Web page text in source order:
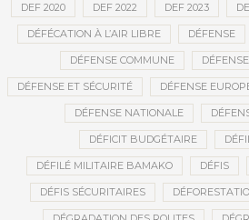
DEF 2020 DEF 2022 DEF 2023
DÉFÉCATION À L’AIR LIBRE DÉFENSE
DÉFENSE COMMUNE
DÉFENSE ET SÉCURITÉ DÉFENSE
DÉFENSE NATIONALE
DÉFICIT BUDGÉTAIRE
DÉFILÉ MILITAIRE BAMAKO DÉFIS
DÉFIS SÉCURITAIRES